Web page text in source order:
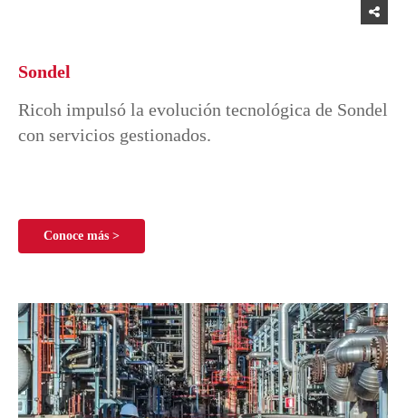
Sondel
Ricoh impulsó la evolución tecnológica de Sondel
con servicios gestionados.
Conoce más >